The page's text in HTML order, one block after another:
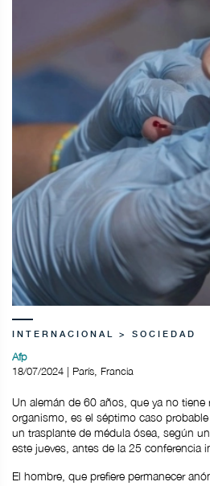
INTERNACIONAL > SOCIEDAD
Afp
18/07/2024 | París, Francia
Un alemán de 60 años, que ya no tiene
organismo, es el séptimo caso
un trasplante de médula ósea, según
este jueves, antes de la 25 conferencia
El hombre, que prefiere permanecer